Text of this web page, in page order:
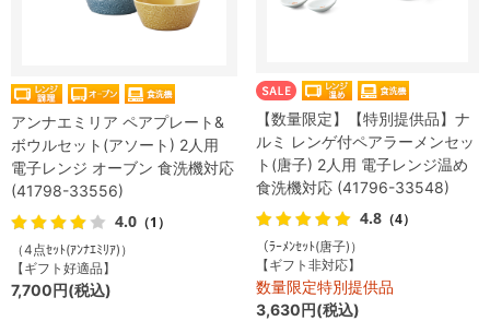
アンナエミリア ペアプレート&
ボウルセット(アソート) 2人用
電子レンジ オーブン 食洗機対応
(41798-33556)
4.0 （1）
（4点ｾｯﾄ(ｱﾝﾅｴﾐﾘｱ)）
【ギフト好適品】
7,700円(税込)
【数量限定】【特別提供品】ナ
ルミ レンゲ付ペアラーメンセッ
ト(唐子) 2人用 電子レンジ温め
食洗機対応 (41796-33548)
4.8 （4）
（ﾗｰﾒﾝｾｯﾄ(唐子)）
【ギフト非対応】
数量限定特別提供品
3,630円(税込)